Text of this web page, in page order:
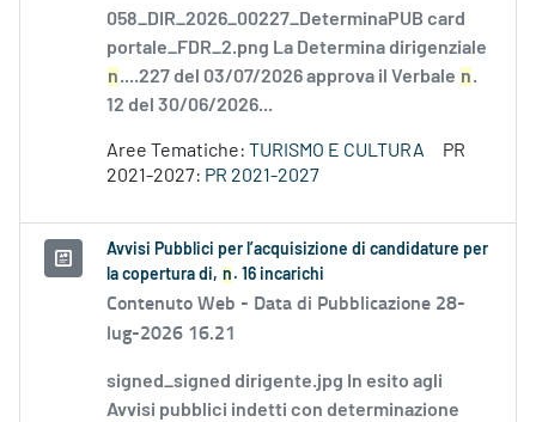
058_DIR_2026_00227_DeterminaPUB card
portale_FDR_2.png La Determina dirigenziale
n....227 del 03/07/2026 approva il Verbale n.
12 del 30/06/2026...
Aree Tematiche: TURISMO E CULTURA
PR
2021-2027: PR 2021-2027
Avvisi Pubblici per l’acquisizione di candidature per
la copertura di, n . 16 incarichi
Contenuto Web - Data di Pubblicazione 28-
lug-2026 16.21
signed_signed dirigente.jpg In esito agli
Avvisi pubblici indetti con determinazione